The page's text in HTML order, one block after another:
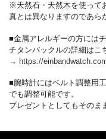
※天然石・天然木を使って
真とは異なりますのであら
■金属アレルギーの方には
チタンバックルの詳細はこ
→ https://
■腕時計にはベルト調整用
でも調整可能です。
プレゼントとしてもそのま